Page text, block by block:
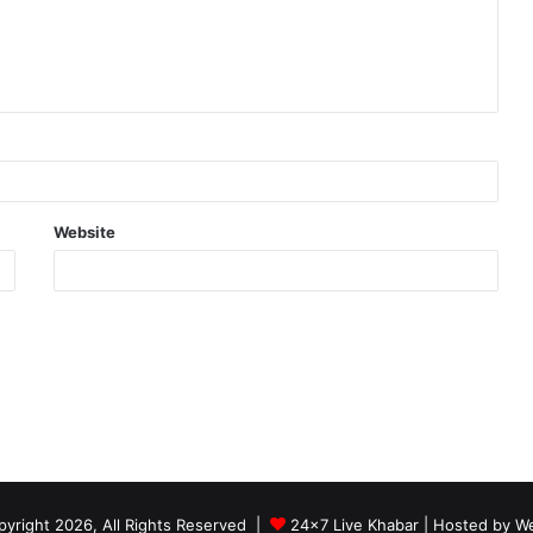
Website
2026, All Rights Reserved | 24x7 Live Khabar| Hosted by